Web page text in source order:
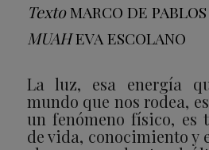
TextoMARCO DE PABLOS
MUAHEVA ESCOLANO
La luz, esa energía
mundo que nos rodea,
un fenómeno físico, es
de vida, conocimiento y